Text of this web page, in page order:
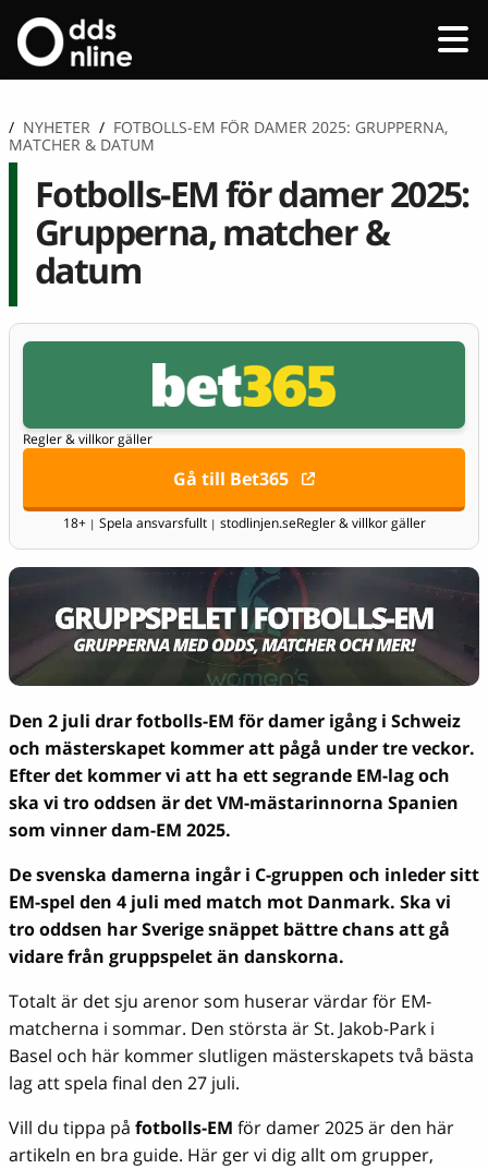
/ NYHETER / FOTBOLLS-EM FÖR DAMER 2025: GRUPPERNA,
MATCHER & DATUM
Fotbolls-EM för damer 2025:
Grupperna, matcher &
datum
Regler & villkor gäller
Gå till Bet365
18+ | Spela ansvarsfullt | stodlinjen.seRegler & villkor gäller
Den 2 juli drar fotbolls-EM för damer igång i Schweiz
och mästerskapet kommer att pågå under tre veckor.
Efter det kommer vi att ha ett segrande EM-lagoch
ska vi tro oddsen är det VM-mästarinnorna Spanien
som vinner dam-EM 2025.
De svenska damerna ingår i C-gruppen och inleder sitt
EM-spel den 4 juli med match mot Danmark. Ska vi
tro oddsen har Sverige snäppet bättre chans att gå
vidare från gruppspelet än danskorna.
Totalt är det sju arenor som huserar värdar för EM-
matcherna i sommar. Den största är St. Jakob-Park i
Basel och här kommer slutligen mästerskapets två bästa
lag att spela final den 27 juli.
Vill du tippa på fotbolls-EM för damer 2025 är den här
artikeln en bra guide. Här ger vi dig allt om grupper,